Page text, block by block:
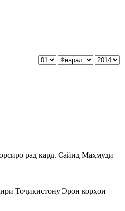
рад кард. Сайид Маҳмуди
Тоҷикистону Эрон корҳои